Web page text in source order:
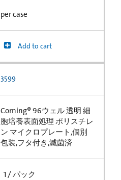
per case
Add to cart
3599
Corning® 96ウェル 透明 細
胞培養表面処理 ポリスチレ
ン マイクロプレート,個別
包装,フタ付き,滅菌済
1 / パック